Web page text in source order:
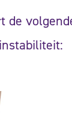
de